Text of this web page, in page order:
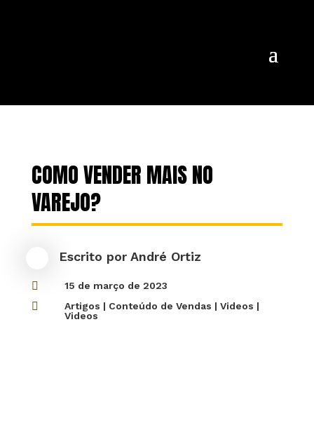
COMO VENDER MAIS NO
VAREJO?
Escrito por André Ortiz
 15 de março de 2023
 Artigos | Conteúdo de Vendas | Videos |
Videos